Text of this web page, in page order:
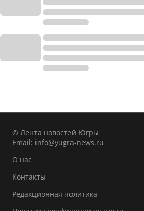
© Лента новостей Югры
Email: info@yugra-news.ru
О нас
Контакты
Редакционная политика